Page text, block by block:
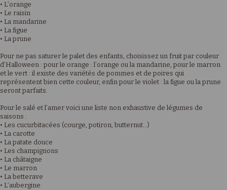
• L’orange
• Le raisin
• La mandarine
• La figue
• La prune
Pour ne pas saturer le palet des enfants, choisissez un fruit par couleur
d’Halloween : pour le orange : l’orange ou la mandarine, pour le marron
et le vert : il existe des variétés de pommes et de poires qui
représentent bien cette couleur, enfin pour le violet : la figue ou la prune
seront parfaits.
Pour le salé et l’amer voici une liste non exhaustive de légumes de
saisons :
• Les cucurbitacées (courge, potiron, butternut…)
• La carotte
• La patate douce
• Les champignons
• La châtaigne
• Le marron
• La betterave
• L’aubergine